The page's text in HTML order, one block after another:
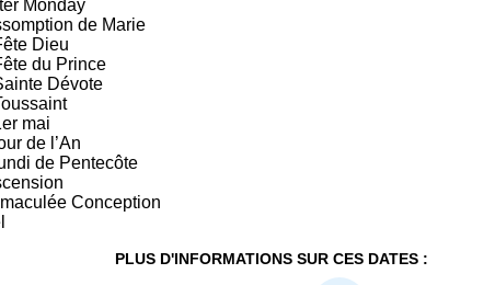
Monday
de Marie
Dieu
du Prince
Dévote
mai
de l’An
de Pentecôte
Conception
PLUS D'INFORMATIONS SUR CES DATES :